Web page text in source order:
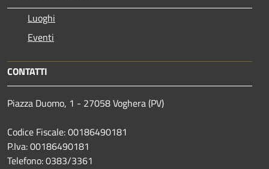
Luoghi
Eventi
CONTATTI
Piazza Duomo, 1 - 27058 Voghera (PV)
Codice Fiscale: 00186490181
P.Iva: 00186490181
Telefono:0383/3361